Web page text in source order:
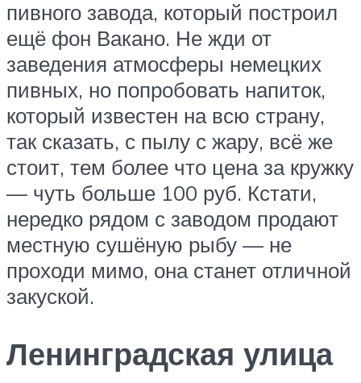
пивного завода, который построил
ещё фон Вакано. Не жди от
заведения атмосферы немецких
пивных, но попробовать напиток,
который известен на всю страну,
так сказать, с пылу с жару, всё же
стоит, тем более что цена за кружку
— чуть больше 100 руб. Кстати,
нередко рядом с заводом продают
местную сушёную рыбу — не
проходи мимо, она станет отличной
закуской.
Ленинградская улица